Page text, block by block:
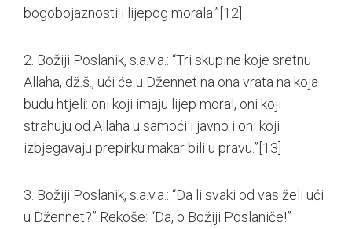
bogobojaznosti i lijepog morala.”[12]
2. Božiji Poslanik, s.a.v.a.: “Tri skupine koje sretnu
Allaha, dž.š., ući će u Džennet na ona vrata na koja
budu htjeli: oni koji imaju lijep moral, oni koji
strahuju od Allaha u samoći i javno i oni koji
izbjegavaju prepirku makar bili u pravu.”[13]
3. Božiji Poslanik, s.a.v.a.: “Da li svaki od vas želi ući
u Džennet?” Rekoše: “Da, o Božiji Poslaniče!”